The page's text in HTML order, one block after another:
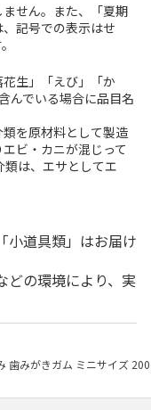
せん。また、「夏期
記号での表示はせ
生」「えび」「か
んでいる場合に品目名
を原材料として製造
ビ・カニが混じって
類は、エサとしてエ
小道具類」はお届け
どの環境により、実
歯みがきガム ミニサイズ